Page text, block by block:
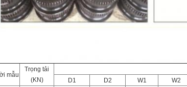
mẫu
Trọng tải
(KN)
D1 D2 W1 W2